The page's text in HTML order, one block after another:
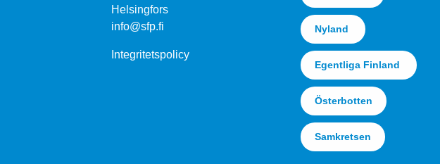
Helsingfors
info@sfp.fi
Integritetspolicy
Nyland
Egentliga Finland
Österbotten
Samkretsen